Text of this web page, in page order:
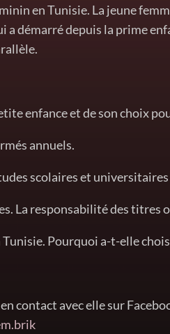
en Tunisie. La jeune
a démarré depuis la prime
enfance et de son choix
annuels.
scolaires et
La responsabilité des titres
Pourquoi a-t-elle
contact avec elle sur